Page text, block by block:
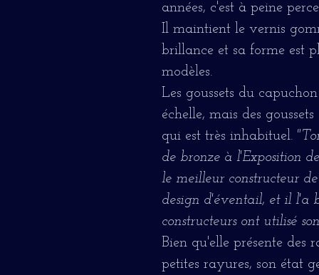
années, c'est à peine
Il maintient le vernis
brillance et sa forme est
modèles.
Les goussets du
échelle, mais des
qui est très inhabituel.
de bronze à l'Exposition
le meilleur constructeur
design d'éventail, et il l'a
constructeurs ont utilisé
Bien qu'elle présente des
petites rayures, son état